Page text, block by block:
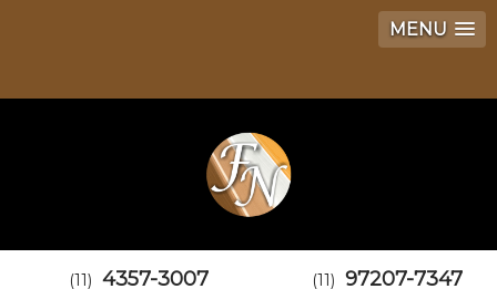
MENU
(11) 4357-3007 (11) 97207-7347